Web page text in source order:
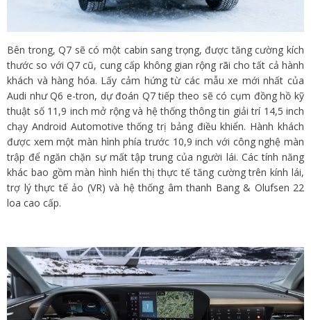
Bên trong, Q7 sẽ có một cabin sang trọng, được tăng cường kích
thước so với Q7 cũ, cung cấp không gian rộng rãi cho tất cả hành
khách và hàng hóa. Lấy cảm hứng từ các mẫu xe mới nhất của
Audi như Q6 e-tron, dự đoán Q7 tiếp theo sẽ có cụm đồng hồ kỹ
thuật số 11,9 inch mở rộng và hệ thống thông tin giải trí 14,5 inch
chạy Android Automotive thống trị bảng điều khiển. Hành khách
được xem một màn hình phía trước 10,9 inch với công nghệ màn
trập để ngăn chặn sự mất tập trung của người lái. Các tính năng
khác bao gồm màn hình hiển thị thực tế tăng cường trên kính lái,
trợ lý thực tế ảo (VR) và hệ thống âm thanh Bang & Olufsen 22
loa cao cấp.